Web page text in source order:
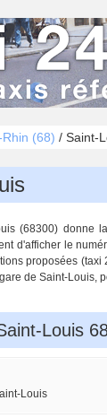
Rhin (68) / Saint-
(68300) donne
d'afficher le
proposées
de Saint-Louis,
Louis
Louis